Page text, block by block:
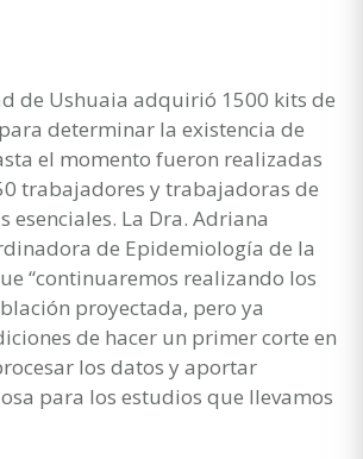
de Ushuaia adquirió 1500 kits de
determinar la existencia de
el momento fueron realizadas
trabajadores y trabajadoras de
esenciales. La Dra. Adriana
de Epidemiología de la
“continuaremos realizando los
proyectada, pero ya
de hacer un primer corte en
los datos y aportar
para los estudios que llevamos